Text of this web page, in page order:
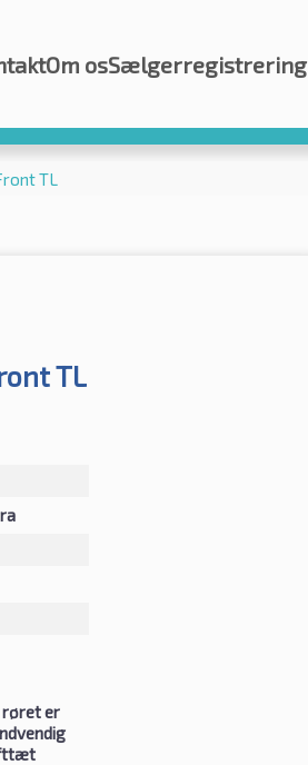
Om osSælgerregistrering
TL
TL
er